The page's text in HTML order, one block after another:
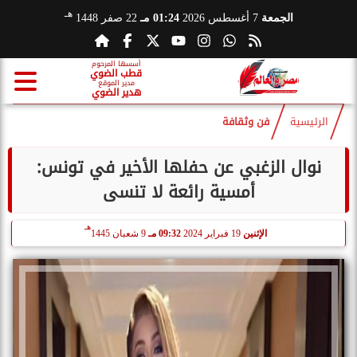
الجمعة 7 أغسطس 2026 01:24 مـ 22 صفر 1448 هـ
أسسها المرحوم
قطب الضوي
مدير الموقع
هدير الضوي
الرئيسية فن وثقافة
نوال الزغبي عن حفلها الأخير في تونس:
أمسية رائعة لا تنسى
الإثنين 19 فبراير 2024 09:32 مـ 9 شعبان 1445
هـ